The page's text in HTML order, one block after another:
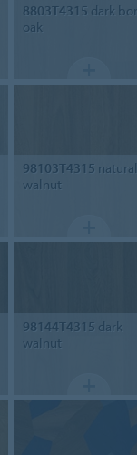
8803T4315 dark
oak
98103T4315 natural
walnut
98144T4315 dark
walnut